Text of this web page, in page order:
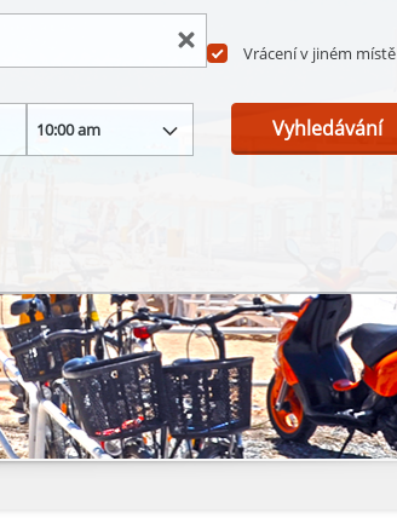
Vrácení v jiném místě
Vyhledávání